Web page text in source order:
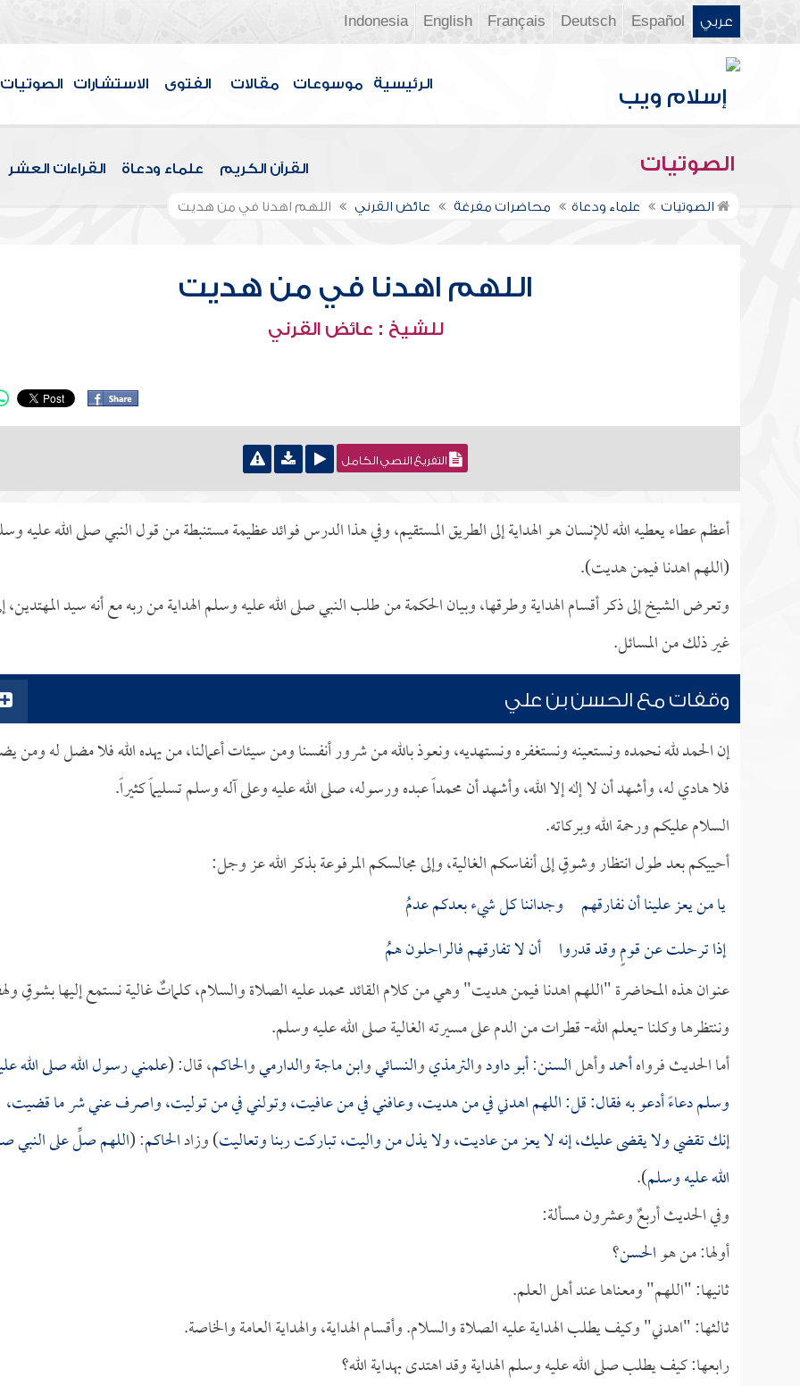
عربي Español
Deutsch
Français
English
Indonesia
الرئيسية موسوعات مقالات الفتوى الاستشارات الصوتيات
الصوتيات القرآن الكريم علماء ودعاة القراءات العشر
الصوتيات علماء ودعاة محاضرات مفرغة عائض القرني اللهم اهدنا في من هديت
اللهم اهدنا في من هديت
للشيخ : عائض القرني
التفريغ النصي الكامل
أعظم عطاء يعطيه الله للإنسان هو الهداية إلى الطريق المستقيم، وفي هذا الدرس فوائد عظيمة مستنبطة من قول النبي صلى الله عليه
(اللهم اهدنا فيمن هديت).
وتعرض الشيخ إلى ذكر أقسام الهداية وطرقها، وبيان الحكمة من طلب النبي صلى الله عليه وسلم الهداية من ربه مع أنه سيد المهتدين،
غير ذلك من المسائل.
وقفات مع الحسن بن علي
إن الحمد لله نحمده ونستعينه ونستغفره ونستهديه، ونعوذ بالله من شرور أنفسنا ومن سيئات أعمالنا، من يهده الله فلا مضل له ومن
فلا هادي له، وأشهد أن لا إله إلا الله، وأشهد أن محمداً عبده ورسوله، صلى الله عليه وعلى آله وسلم تسليماً كثيراً.
السلام عليكم ورحمة الله وبركاته.
أحييكم بعد طول انتظار وشوقٍ إلى أنفاسكم الغالية، وإلى مجالسكم المرفوعة بذكر الله عز وجل:
يا من يعز علينا أن نفارقهم وجداننا كل شيء بعدكم عدمُ
إذا ترحلت عن قومٍ وقد قدروا أن لا تفارقهم فالراحلون همُ
عنوان هذه المحاضرة "اللهم اهدنا فيمن هديت" وهي من كلام القائد محمد عليه الصلاة والسلام، كلماتٌ غالية نستمع إليها بشوقٍ
وننتظرها وكلنا -يعلم الله- قطرات من الدم على مسيرته الغالية صلى الله عليه وسلم.
أما الحديث فرواهأحمدوأهلالسنن:أبو داودوالترمذيوالنسائيوابن ماجةوالدارميوالحاكم، قال: (علمني رسول الله صلى الله
وسلم دعاءً أدعو به فقال: قل: اللهم اهدني في من هديت، وعافني في من عافيت، وتولني في من توليت، واصرف عني شر ما قضيت،
إنك تقضي ولا يقضى عليك، إنه لا يعز من عاديت، ولا يذل من واليت، تباركت ربنا وتعاليت) وزادالحاكم: (اللهم صلِّ على النبي
الله عليه وسلم).
وفي الحديث أربعٌ وعشرون مسألة:
أولها: من هوالحسن؟
ثانيها: "اللهم" ومعناها عند أهل العلم.
ثالثها: "اهدني" وكيف يطلب الهداية عليه الصلاة والسلام. وأقسام الهداية، والهداية العامة والخاصة.
رابعها: كيف يطلب صلى الله عليه وسلم الهداية وقد اهتدى بهداية الله؟